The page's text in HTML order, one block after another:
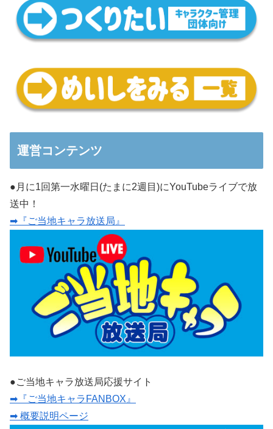
運営コンテンツ
●月に1回第一水曜日(たまに2週目)にYouTubeライブで放
送中！
➡『ご当地キャラ放送局』
●ご当地キャラ放送局応援サイト
➡『ご当地キャラFANBOX』
➡ 概要説明ページ